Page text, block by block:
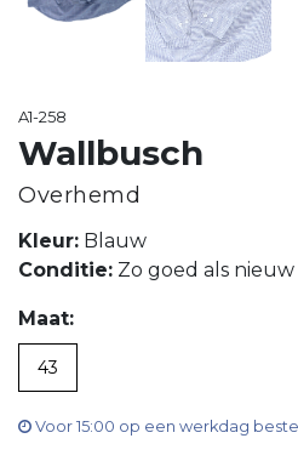
A1-258
Wallbusch
Overhemd
Kleur: Blauw
Conditie: Zo goed als nieuw
Maat:
43
Voor 15:00 op een werkdag